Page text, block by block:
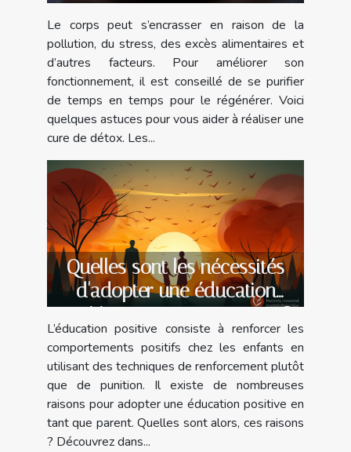
Le corps peut s’encrasser en raison de la
pollution, du stress, des excès alimentaires et
d’autres facteurs. Pour améliorer son
fonctionnement, il est conseillé de se purifier
de temps en temps pour le régénérer. Voici
quelques astuces pour vous aider à réaliser une
cure de détox. Les...
Quelles sont les nécessités
d'adopter une éducation
positive en tant que parent ?
L’éducation positive consiste à renforcer les
comportements positifs chez les enfants en
utilisant des techniques de renforcement plutôt
que de punition. Il existe de nombreuses
raisons pour adopter une éducation positive en
tant que parent. Quelles sont alors, ces raisons
? Découvrez dans...